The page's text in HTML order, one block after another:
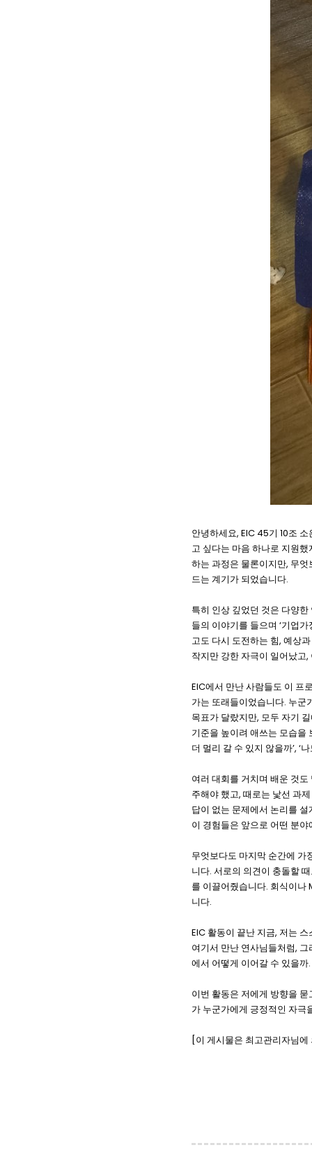
안녕하세요, EIC 45기 10조
고 싶다는 마음 하나로 지원
하는 과정은 물론이지만, 무
드는 계기가 되었습니다.
특히 인상 깊었던 것은 다양
들의 이야기를 들으며 ‘기업
고도 다시 도전하는 힘, 예상
작지만 강한 자극이 일어났고
EIC에서 만난 사람들도 이 프
가는 또래들이었습니다. 누군
목표가 달랐지만, 모두 자기
기준을 높이려 애쓰는 모습을
더 멀리 갈 수 있지 않을까’, ‘
여러 대회를 거치며 배운 것
주해야 했고, 때로는 낯선 과
답이 없는 문제에서 논리를
이 경험들은 앞으로 어떤 분
무엇보다도 마지막 순간에 가
니다. 서로의 의견이 충돌할
를 이끌어줬습니다. 회식이나
니다.
EIC 활동이 끝난 지금, 저는
여기서 만난 연사님들처럼,
에서 어떻게 이어갈 수 있을
이번 활동은 저에게 방향을
가 누군가에게 긍정적인 자극
[이 게시물은 최고관리자님